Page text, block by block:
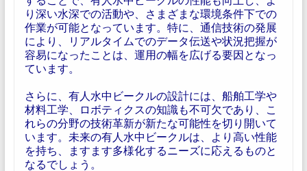
り深い水深での活動や、さまざまな環境条件下での
作業が可能となっています。特に、通信技術の発展
により、リアルタイムでのデータ伝送や状況把握が
容易になったことは、運用の幅を広げる要因となっ
ています。
さらに、有人水中ビークルの設計には、船舶工学や
材料工学、ロボティクスの知識も不可欠であり、こ
れらの分野の技術革新が新たな可能性を切り開いて
います。未来の有人水中ビークルは、より高い性能
を持ち、ますます多様化するニーズに応えるものと
なるでしょう。